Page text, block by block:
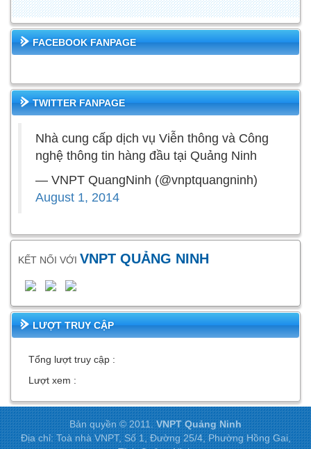
FACEBOOK FANPAGE
TWITTER FANPAGE
Nhà cung cấp dịch vụ Viễn thông và Công
nghệ thông tin hàng đầu tại Quảng Ninh
— VNPT QuangNinh (@vnptquangninh)
August 1, 2014
KẾT NỐI VỚI VNPT QUẢNG NINH
LƯỢT TRUY CẬP
Tổng lượt truy cập :
Lượt xem :
Bản quyền © 2011.VNPT Quảng Ninh
Địa chỉ: Toà nhà VNPT, Số 1, Đường 25/4, Phường Hồng Gai,